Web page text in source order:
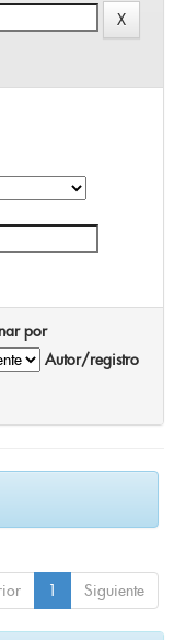
por
Autor/registro
1 Siguiente